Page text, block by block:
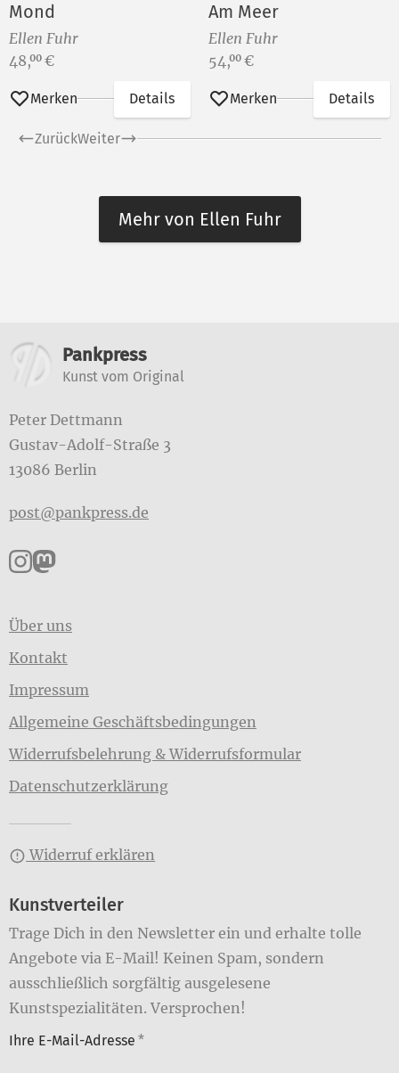
Mond
Ellen Fuhr
Preis:
48,00 €
Merken Details
Am Meer
Ellen Fuhr
Preis:
54,00 €
Merken Details
ZurückWeiter
Mehr von Ellen Fuhr
Weitere Informationen
Pankpress
Kunst vom Original
Peter Dettmann
Gustav-Adolf-Straße 3
13086 Berlin
post@pankpress.de
Pankpress auf Instagram
Pankpress auf Mastodon
Über uns
Kontakt
Impressum
Allgemeine Geschäftsbedingungen
Widerrufsbelehrung & Widerrufsformular
Datenschutzerklärung
Widerruf erklären
Kunstverteiler
Trage Dich in den Newsletter ein und erhalte tolle
Angebote via E-Mail! Keinen Spam, sondern
ausschließlich sorgfältig ausgelesene
Kunstspezialitäten. Versprochen!
Ihre E-Mail-Adresse *